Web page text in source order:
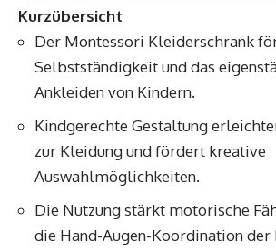
Kurzübersicht
Der Montessori Kleiderschrank
Selbstständigkeit und das
Ankleiden von Kindern.
Kindgerechte Gestaltung
zur Kleidung und fördert kreative
Auswahlmöglichkeiten.
Die Nutzung stärkt motorische
die Hand-Augen-Koordination der